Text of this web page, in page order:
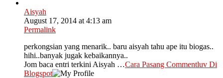
Aisyah
August 17, 2014 at 4:13 am
Permalink
perkongsian yang menarik.. baru aisyah tahu ape itu biogas..
hihi..banyak jugak kebaikannya..
Jom baca entri terkini Aisyah …Cara Pasang Commentluv Di
Blogspot